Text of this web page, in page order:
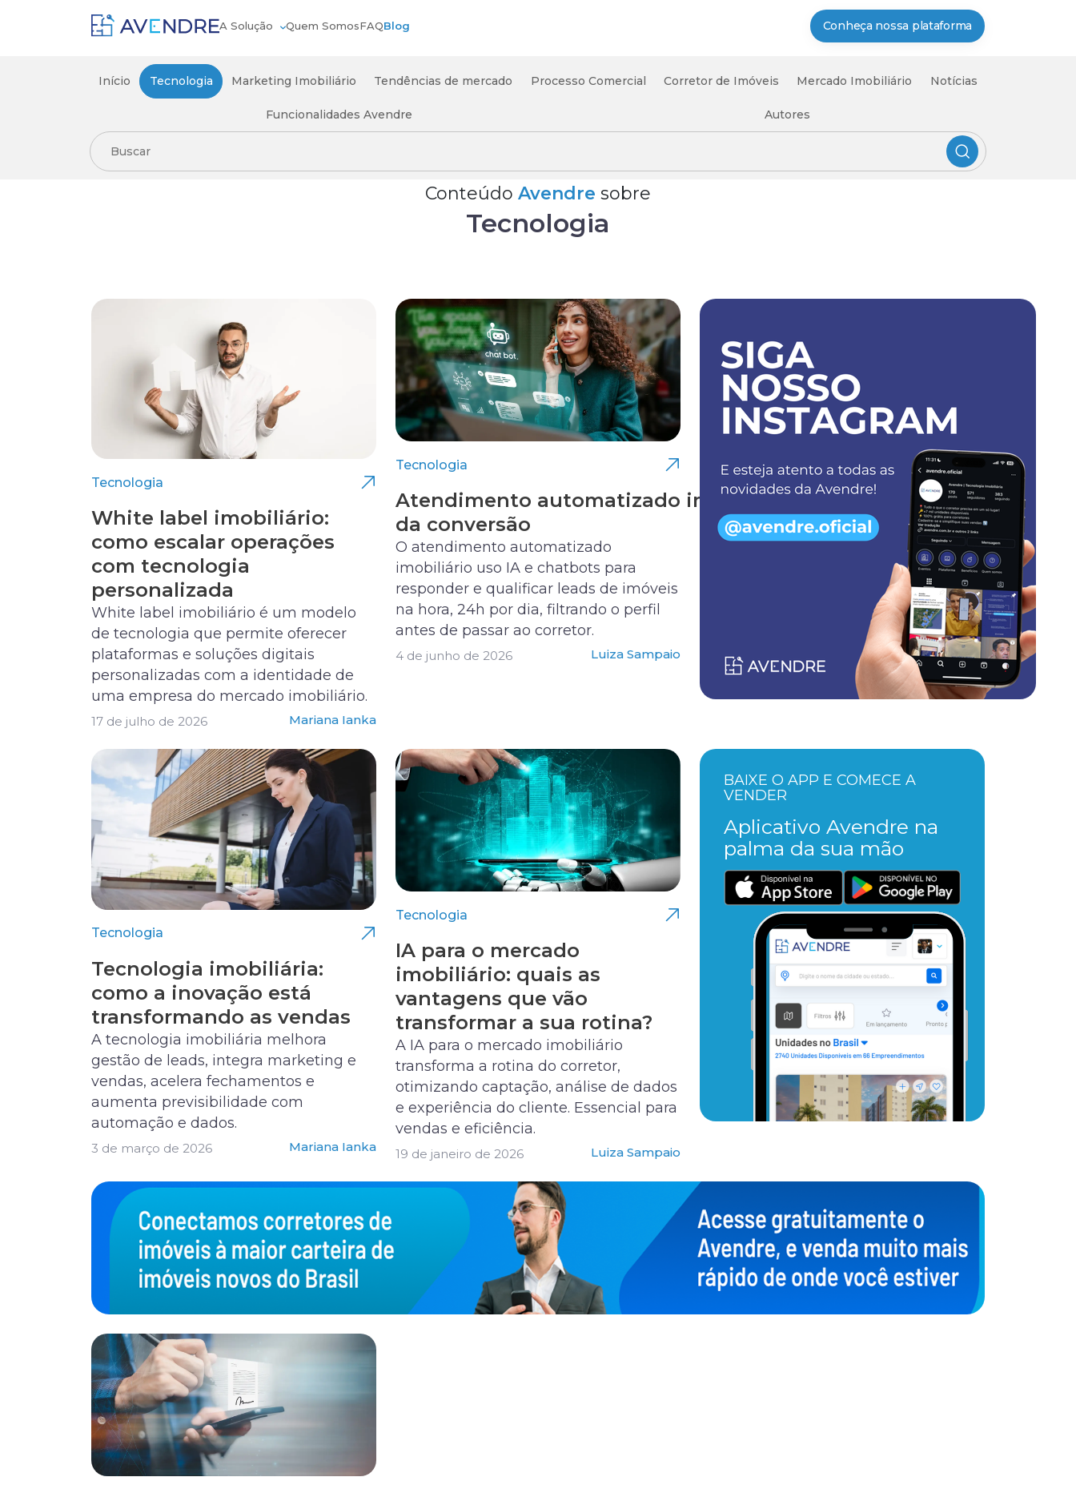
A Solução Quem SomosFAQBlog Conheça nossa plataforma
Início Tecnologia Marketing Imobiliário Tendências de mercado Processo Comercial Corretor de Imóveis Mercado Imobiliário Notícias
Funcionalidades Avendre
Autores
Início
Tecnologia
Conteúdo Avendre sobre
Tecnologia
Tecnologia
White label imobiliário:
como escalar operações
com tecnologia
personalizada
White label imobiliário é um modelo
de tecnologia que permite oferecer
plataformas e soluções digitais
personalizadas com a identidade de
uma empresa do mercado imobiliário.
17 de julho de 2026 Mariana Ianka
Tecnologia
Atendimento automatizado imobiliário: a nova era
da conversão
O atendimento automatizado
imobiliário uso IA e chatbots para
responder e qualificar leads de imóveis
na hora, 24h por dia, filtrando o perfil
antes de passar ao corretor.
4 de junho de 2026 Luiza Sampaio
Tecnologia
Tecnologia imobiliária:
como a inovação está
transformando as vendas
A tecnologia imobiliária melhora
gestão de leads, integra marketing e
vendas, acelera fechamentos e
aumenta previsibilidade com
automação e dados.
3 de março de 2026 Mariana Ianka
Tecnologia
IA para o mercado
imobiliário: quais as
vantagens que vão
transformar a sua rotina?
A IA para o mercado imobiliário
transforma a rotina do corretor,
otimizando captação, análise de dados
e experiência do cliente. Essencial para
vendas e eficiência.
19 de janeiro de 2026 Luiza Sampaio
BAIXE O APP E COMECE A
VENDER
Aplicativo Avendre na
palma da sua mão